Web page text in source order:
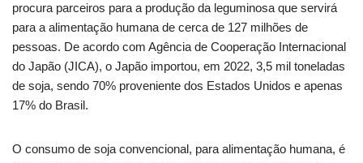
procura parceiros para a produção da leguminosa que servirá
para a alimentação humana de cerca de 127 milhões de
pessoas. De acordo com Agência de Cooperação Internacional
do Japão (JICA), o Japão importou, em 2022, 3,5 mil toneladas
de soja, sendo 70% proveniente dos Estados Unidos e apenas
17% do Brasil.
O consumo de soja convencional, para alimentação humana, é